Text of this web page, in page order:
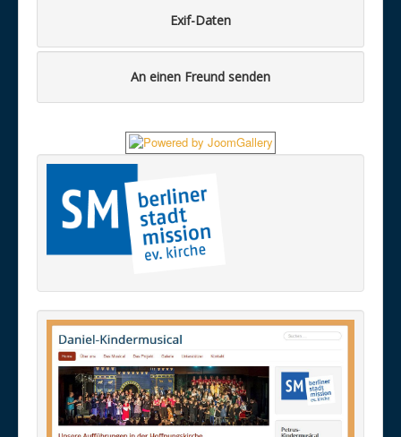
Exif-Daten
An einen Freund senden